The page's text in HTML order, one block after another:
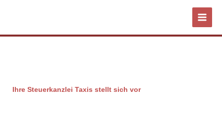
Ihre Steuerkanzlei Taxis stellt sich vor